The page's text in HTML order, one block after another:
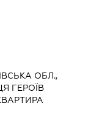
ОБЛ.,
ГЕРОЇВ